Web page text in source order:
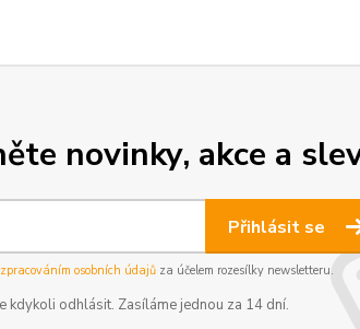
novinky, akce a
Přihlásit se
zpracováním osobních údajůza účelem rozesílky newsletteru.
kdykoli odhlásit. Zasíláme jednou za 14 dní.